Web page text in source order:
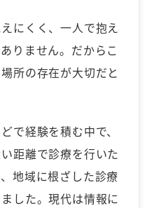
にくく、一人で抱え
りません。だからこ
所の存在が大切だと
で経験を積む中で、
距離で診療を行いた
地域に根ざした診療
した。現代は情報に